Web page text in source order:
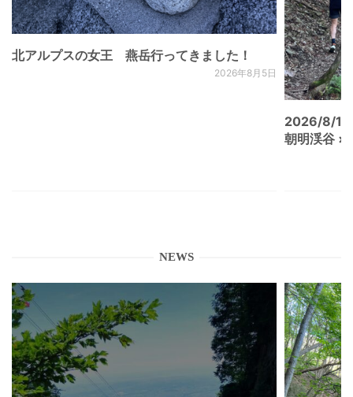
北アルプスの女王 燕岳行ってきました！
2026年8月5日
2026/8/
朝明渓谷 ×
NEWS